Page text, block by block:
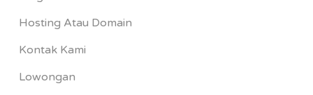
Hosting Atau Domain
Kontak Kami
Lowongan